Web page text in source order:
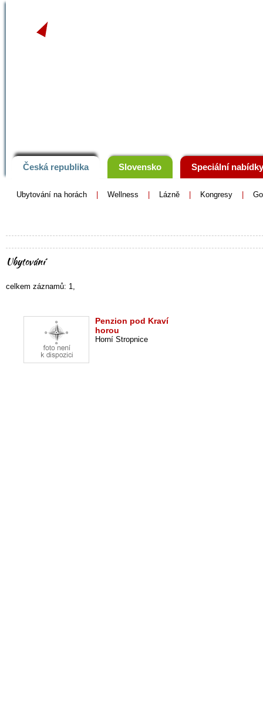
Česká republika Slovensko Speciální nabídky
Ubytování na horách Wellness Lázně Kongresy
Ubytování
celkem záznamů: 1,
Penzion pod Kraví
horou
Horní Stropnice